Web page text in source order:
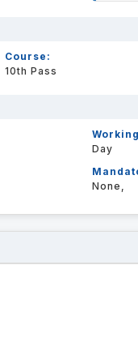
Course:
10th Pass
Day
None,